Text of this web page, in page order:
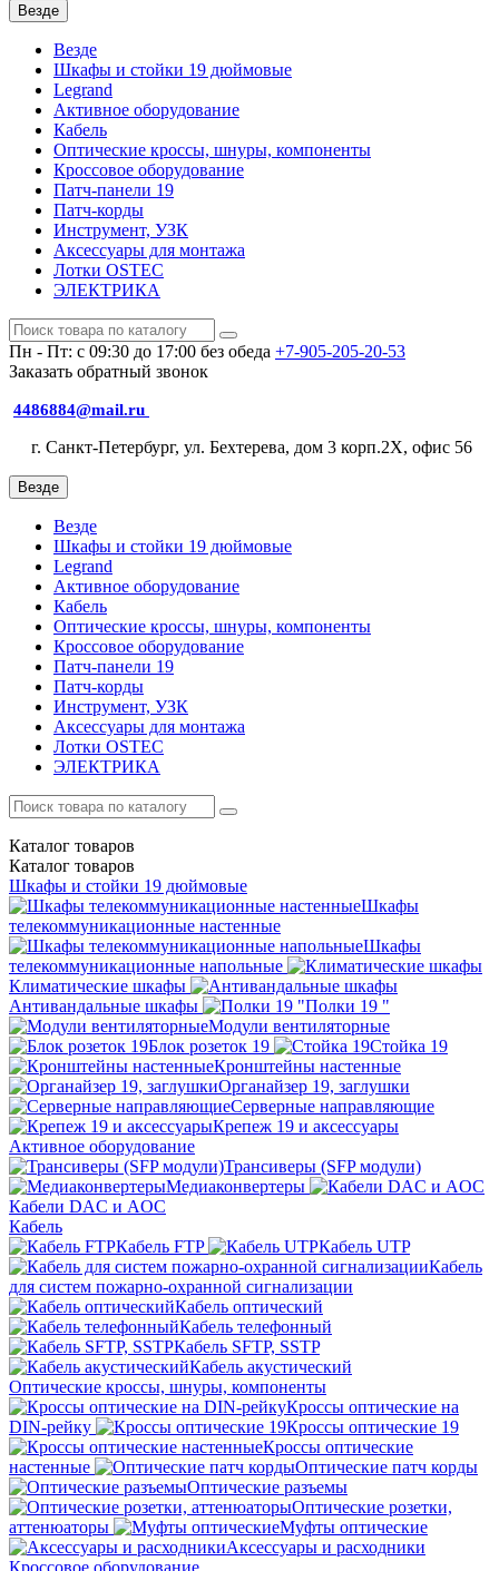
Везде
Везде
Шкафы и стойки 19 дюймовые
Legrand
Активное оборудование
Кабель
Оптические кроссы, шнуры, компоненты
Кроссовое оборудование
Патч-панели 19
Патч-корды
Инструмент, УЗК
Аксессуары для монтажа
Лотки OSTEC
ЭЛЕКТРИКА
Пн - Пт: с 09:30 до 17:00 без обеда +7-905-205-20-53
Заказать обратный звонок
4486884@mail.ru
г. Санкт-Петербург, ул. Бехтерева, дом 3 корп.2X, офис 56
Везде
Везде
Шкафы и стойки 19 дюймовые
Legrand
Активное оборудование
Кабель
Оптические кроссы, шнуры, компоненты
Кроссовое оборудование
Патч-панели 19
Патч-корды
Инструмент, УЗК
Аксессуары для монтажа
Лотки OSTEC
ЭЛЕКТРИКА
Каталог товаров
Каталог товаров
Шкафы и стойки 19 дюймовые
Шкафы
телекоммуникационные настенные
Шкафы
телекоммуникационные напольные
Климатические шкафы
Антивандальные шкафы
Полки 19 "
Модули вентиляторные
Блок розеток 19
Стойка 19
Кронштейны настенные
Органайзер 19, заглушки
Серверные направляющие
Крепеж 19 и аксессуары
Активное оборудование
Трансиверы (SFP модули)
Медиаконвертеры
Кабели DAC и AOC
Кабель
Кабель FTP
Кабель UTP
Кабель
для систем пожарно-охранной сигнализации
Кабель оптический
Кабель телефонный
Кабель SFTP, SSTP
Кабель акустический
Оптические кроссы, шнуры, компоненты
Кроссы оптические на
DIN-рейку
Кроссы оптические 19
Кроссы оптические
настенные
Оптические патч корды
Оптические разъемы
Оптические розетки,
аттенюаторы
Муфты оптические
Аксессуары и расходники
Кроссовое оборудование